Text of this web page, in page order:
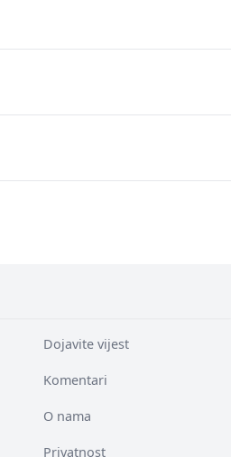
Dojavite vijest
Komentari
O nama
Privatnost